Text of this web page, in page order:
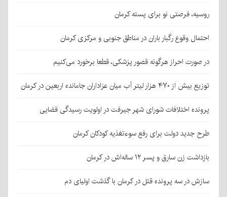
روسیه، فرصتی نو برای پسته کرمان
احتمال وقوع رگبار باران در مناطق جنوبی و مرکزی کرمان
در صورت احراز هرگونه قصور پزشکی، قطعا برخورد می‌کنیم
توزیع بیش از ۴۷۰ هزار لیتر آب میان عزاداران جامانده اربعین در کرمان
پرونده اختلافات شورای شهر جیرفت در اولویت رسیدگی قضایی
طرح جدید دولت برای رفع سوءتغذیه کودکان کرمان
بازداشت زن سارق و پسر ۱۲ ساله‌اش در کرمان
سازش در سه پرونده قتل در کرمان با گذشت اولیای دم